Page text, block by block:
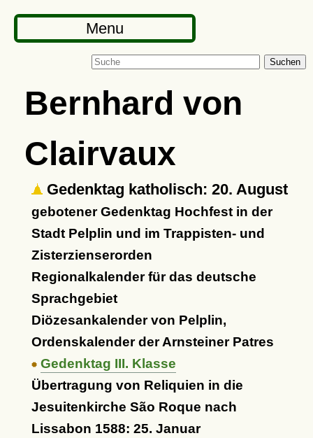
Menu
Suchen
Bernhard von
Clairvaux
Gedenktag katholisch: 20. August
gebotener Gedenktag Hochfest in der
Stadt Pelplin und im Trappisten- und
Zisterzienserorden
Regionalkalender für das deutsche
Sprachgebiet
Diözesankalender von Pelplin,
Ordenskalender der Arnsteiner Patres
Gedenktag III. Klasse
Übertragung von Reliquien in die
Jesuitenkirche São Roque nach
Lissabon 1588: 25. Januar